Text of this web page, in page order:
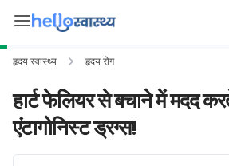
हृदय स्वास्थ्य हृदय रोग
हार्ट फेलियर से बचाने में मदद
एंटागोनिस्ट ड्रग्स!